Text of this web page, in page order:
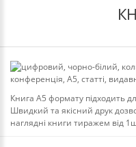
Книга А5 формату підходить
Швидкий та якісний друк
наглядні книги тиражем від